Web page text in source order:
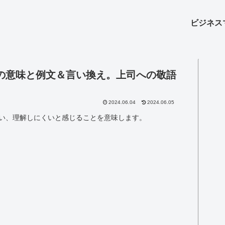
ビジネ
意味と例文＆言い換え。上司への敬語
2024.06.04 2024.06.05
、理解しにくいと感じることを意味します。